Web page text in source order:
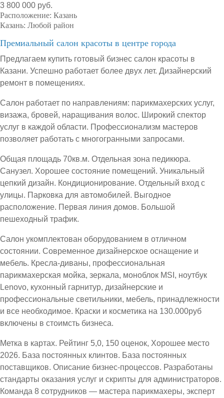
3 800 000 руб.
Расположение: Казань
Казань: Любой район
Премиальный салон красоты в центре города
Предлагаем купить готовый бизнес салон красоты в
Казани. Успешно работает более двух лет. Дизайнерский
ремонт в помещениях.
Салон работает по направлениям: парикмахерских услуг,
визажа, бровей, наращивания волос. Широкий спектор
услуг в каждой области. Профессионализм мастеров
позволяет работать с многогранными запросами.
Общая площадь 70кв.м. Отдельная зона педикюра.
Санузел. Хорошее состояние помещений. Уникальный
цепкий дизайн. Кондиционирование. Отдельный вход с
улицы. Парковка для автомобилей. Выгодное
расположение. Первая линия домов. Большой
пешеходный трафик.
Салон укомплектован оборудованием в отличном
состоянии. Современное дизайнерское оснащение и
мебель. Кресла-диваны, профессиональная
парикмахерская мойка, зеркала, моноблок MSI, ноутбук
Lenovo, кухонный гарнитур, дизайнерские и
профессиональные светильники, мебель, принадлежности
и все необходимое. Краски и косметика на 130.000руб
включены в стоимсть бизнеса.
Метка в картах. Рейтинг 5,0, 150 оценок, Хорошее место
2026. База постоянных клинтов. База постоянных
поставщиков. Описание бизнес-процессов. Разработаны
стандарты оказания услуг и скрипты для администраторов.
Команда 8 сотрудников — мастера парикмахеры, эксперт